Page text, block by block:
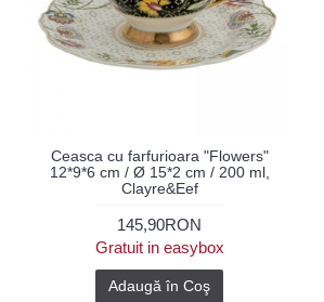
Ceasca cu farfurioara "Flowers"
12*9*6 cm / Ø 15*2 cm / 200 ml,
Clayre&Eef
145,90RON
Gratuit in easybox
Adaugă în Coş